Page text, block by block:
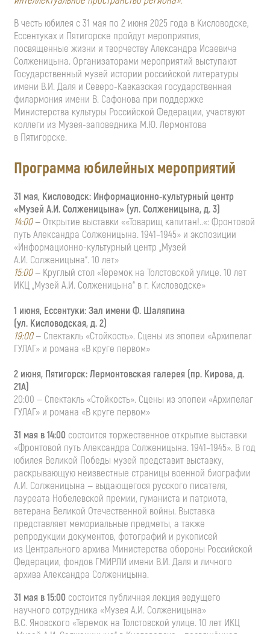
В честь юбилея с 31 мая по 2 июня 2025 года в Кисловодске,
Ессентуках и Пятигорске пройдут мероприятия,
посвященные жизни и творчеству Александра Исаевича
Солженицына. Организаторами мероприятий выступают
Государственный музей истории российской литературы
имени В.И. Даля и Северо-Кавказская государственная
филармония имени В. Сафонова при поддержке
Министерства культуры Российской Федерации, участвуют
коллеги из Музея-заповедника М.Ю. Лермонтова
в Пятигорске.
Программа юбилейных мероприятий
31 мая, Кисловодск: Информационно-культурный центр
«Музей А.И. Солженицына» (ул. Солженицына, д. 3)
14:00— Открытие выставки ««Товарищ капитан!..«: Фронтовой
путь Александра Солженицына. 1941–1945» и экспозиции
«Информационно-культурный центр „Музей
А.И. Солженицына“. 10 лет»
15:00— Круглый стол «Теремок на Толстовской улице. 10 лет
ИКЦ „Музей А.И. Солженицына“ в г. Кисловодске»
1 июня, Ессентуки: Зал имени Ф. Шаляпина
(ул. Кисловодская, д. 2)
19:00— Спектакль «Стойкость». Сцены из эпопеи «Архипелаг
ГУЛАГ» и романа «В круге первом»
2 июня, Пятигорск: Лермонтовская галерея (пр. Кирова, д.
21А)
20:00 — Спектакль «Стойкость». Сцены из эпопеи «Архипелаг
ГУЛАГ» и романа «В круге первом»
31 мая в 14:00 состоится торжественное открытие выставки
«Фронтовой путь Александра Солженицына. 1941–1945». В год
юбилея Великой Победы музей представит выставку,
раскрывающую неизвестные страницы военной биографии
А.И. Солженицына — выдающегося русского писателя,
лауреата Нобелевской премии, гуманиста и патриота,
ветерана Великой Отечественной войны. Выставка
представляет мемориальные предметы, а также
репродукции документов, фотографий и рукописей
из Центрального архива Министерства обороны Российской
Федерации, фондов ГМИРЛИ имени В.И. Даля и личного
архива Александра Солженицына.
31 мая в 15:00 состоится публичная лекция ведущего
научного сотрудника «Музея А.И. Солженицына»
В.С. Яновского «Теремок на Толстовской улице. 10 лет ИКЦ